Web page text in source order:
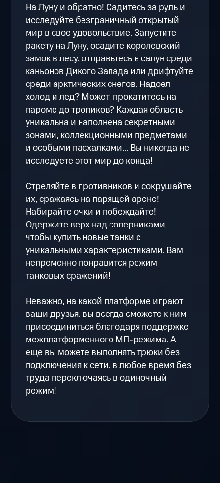
На Луну и обратно! Садитесь за руль и
исследуйте безграничный открытый
мир в свое удовольствие. Запустите
ракету на Луну, осадите королевский
замок в лесу, отправьтесь в салун среди
каньонов Дикого Запада или дрифтуйте
среди арктических снегов. Надоел
холод и лед? Может, прокатитесь на
пароме до тропиков? Каждая область
уникальна и наполнена секретными
зонами, коллекционными предметами
и особыми пасхалками... Вы никогда не
исследуете этот мир до конца!
Стреляйте в противников и сокрушайте
их, сражаясь на парящей арене!
Набирайте очки и побеждайте!
Одержите верх над соперниками,
чтобы купить новые танки с
уникальными характеристиками. Вам
непременно понравится режим
танковых сражений!
Неважно, на какой платформе играют
ваши друзья: вы всегда сможете к ним
присоединиться благодаря поддержке
межплатформенного МП-режима. А
еще вы можете выполнять трюки без
подключения к сети, в любое время без
труда переключаясь в одиночный
режим!